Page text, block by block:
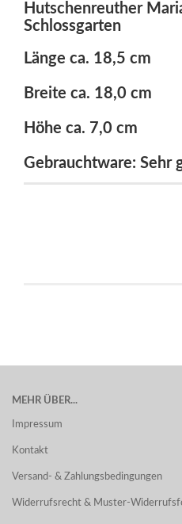
Hutschenreuther
Schlossgarten
Länge ca. 18,5 cm
Breite ca. 18,0 cm
Höhe ca. 7,0 cm
Gebrauchtware: Sehr
MEHR ÜBER...
Impressum
Kontakt
Versand- & Zahlungsbedingungen
Widerrufsrecht & Muster-